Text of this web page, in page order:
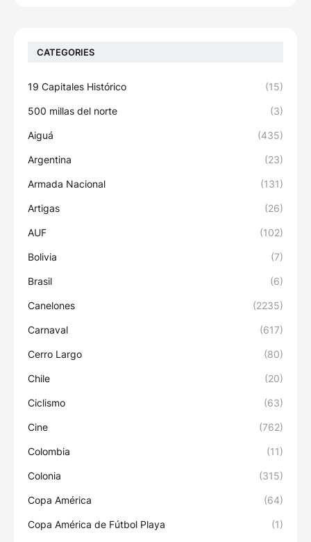
CATEGORIES
19 Capitales Histórico (15)
500 millas del norte (3)
Aiguá (435)
Argentina (23)
Armada Nacional (131)
Artigas (26)
AUF (102)
Bolivia (7)
Brasil (6)
Canelones (2235)
Carnaval (617)
Cerro Largo (80)
Chile (20)
Ciclismo (63)
Cine (762)
Colombia (11)
Colonia (315)
Copa América (64)
Copa América de Fútbol Playa (1)